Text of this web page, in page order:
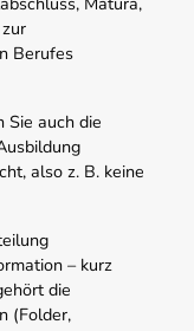
Berufes
Sie auch die
also z. B. keine
– kurz
die
(Folder,